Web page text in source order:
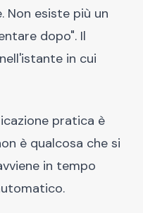
Non esiste più un
dopo". Il
in cui
pratica è
è qualcosa che si
in tempo